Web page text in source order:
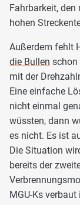
Fahrbarkeit,
hohen
Außerdem fehlt
die Bullen schon
mit der
Eine einfache
nicht einmal
wüssten, dann
es nicht. Es ist
Die Situation
bereits der
MGU-Ks verbaut